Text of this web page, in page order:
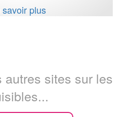
savoir plus
autres sites sur les